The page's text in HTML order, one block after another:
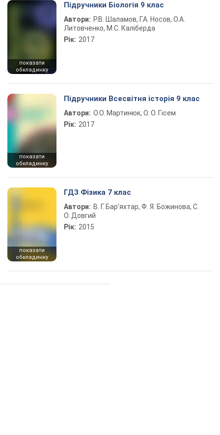
показати
обкладинку
Підручники Біологія 9 клас
Автори: Р.В. Шаламов, Г.А. Носов, О.А.
Литовченко, М.С. Каліберда
Рік: 2017
показати
обкладинку
Підручники Всесвітня історія 9 клас
Автори: О.О. Мартинюк, О. О. Гісем
Рік: 2017
показати
обкладинку
ГДЗ Фізика 7 клас
Автори: В. Г. Бар’яхтар, Ф. Я. Божинова, С.
О. Довгий
Рік: 2015